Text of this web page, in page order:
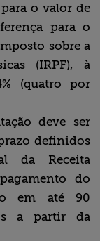
o valor de
para o
sobre a
(IRPF), à
(quatro por
deve ser
definidos
da Receita
do
em até 90
a partir da